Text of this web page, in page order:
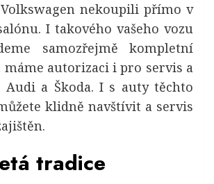
nekoupili přímo v
I takového vašeho vozu
samozřejmě kompletní
máme autorizaci i pro servis a
Audi a Škoda. I s auty těchto
klidně navštívit a servis
tradice